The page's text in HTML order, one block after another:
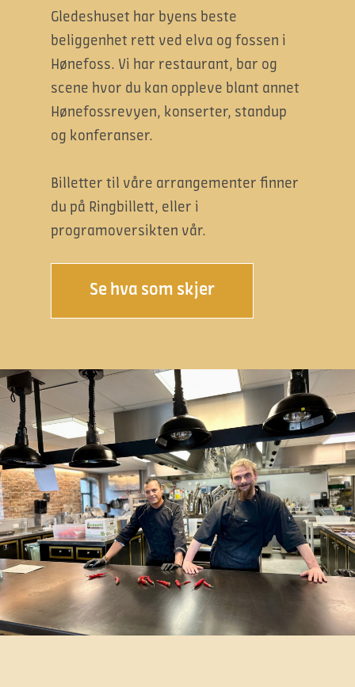
Gledeshuset har byens beste
beliggenhet rett ved elva og fossen i
Hønefoss. Vi har restaurant, bar og
scene hvor du kan oppleve blant annet
Hønefossrevyen, konserter, standup
og konferanser.
Billetter til våre arrangementer finner
du på Ringbillett, eller i
programoversikten vår.
Se hva som skjer